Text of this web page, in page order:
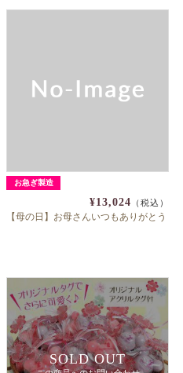
お急ぎ製造
¥13,024 （税込）
【母の日】お母さんいつもありがとう
SOLD OUT